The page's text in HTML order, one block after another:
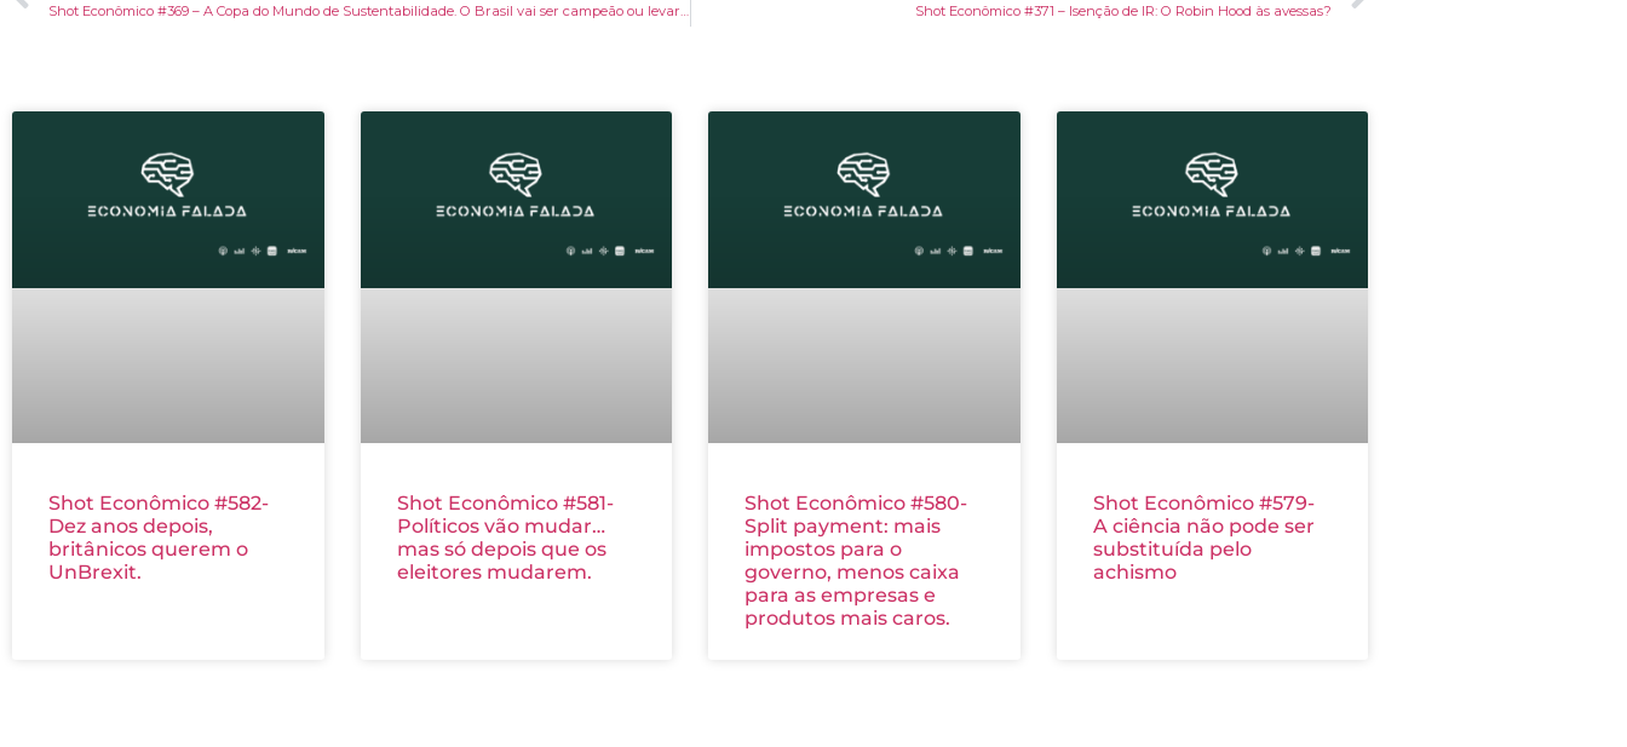
Shot Econômico #369 – A Copa do Mundo de Sustentabilidade. O Brasil vai ser campeão ou levar de 7×1? Shot Econômico #371 – Isenção de IR: O Robin Hood às avessas?
Shot Econômico #582-
Dez anos depois,
britânicos querem o
UnBrexit.
Shot Econômico #581-
Políticos vão mudar…
mas só depois que os
eleitores mudarem.
Shot Econômico #580-
Split payment: mais
impostos para o
governo, menos caixa
para as empresas e
produtos mais caros.
Shot Econômico #579-
A ciência não pode ser
substituída pelo
achismo